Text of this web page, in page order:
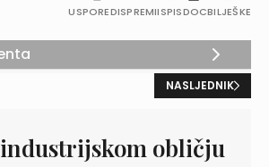
USPOREDISPREMIISPISDOCBILJEŠKE
NASLJEDNIK
obličju